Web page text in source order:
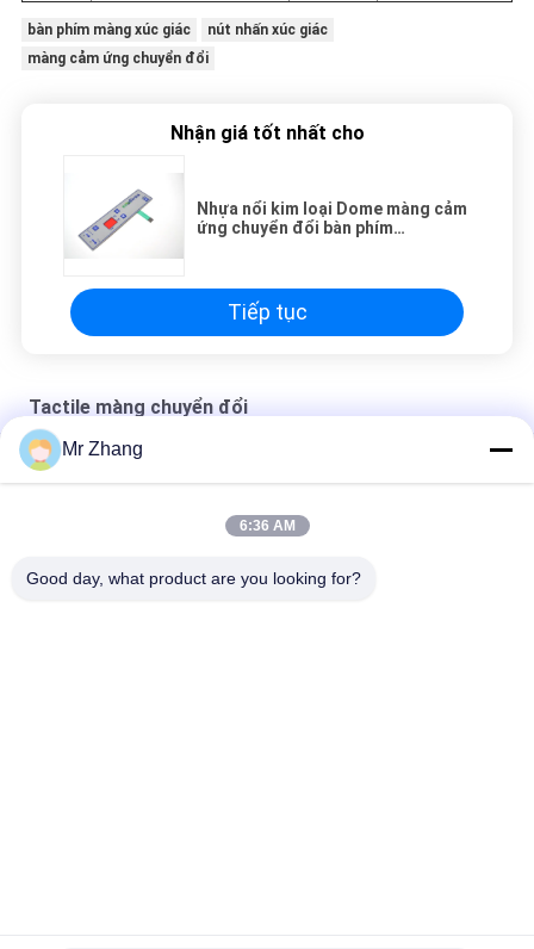
bàn phím màng xúc giác
nút nhấn xúc giác
màng cảm ứng chuyển đổi
Nhận giá tốt nhất cho
Nhựa nổi kim loại Dome màng cảm
ứng chuyển đổi bàn phím
Tiếp tục
Tactile màng chuyển đổi
Bàn phím màng xúc giác 2kDVC với chất kết dính hiếm 3M467
Mr Zhang
6:36 AM
Good day, what product are you looking for?